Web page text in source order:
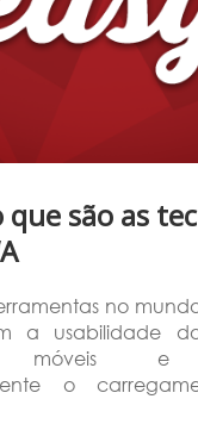
são as
no
a usabilidade
móveis e
o